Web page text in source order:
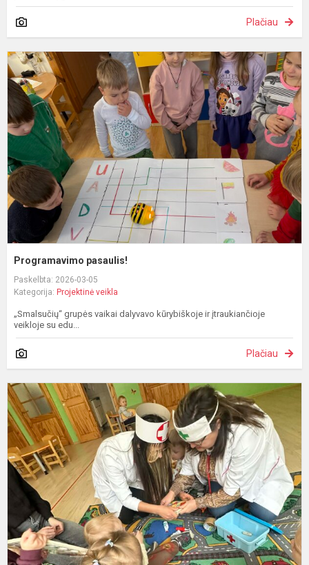
Plačiau
Programavimo pasaulis!
Paskelbta: 2026-03-05
Kategorija: Projektinė veikla
„Smalsučių“ grupės vaikai dalyvavo kūrybiškoje ir įtraukiančioje
veikloje su edu...
Plačiau